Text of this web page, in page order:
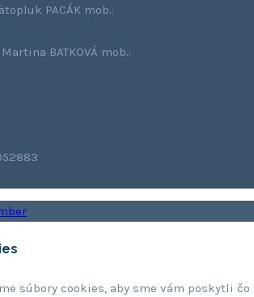
PACÁK mob.:
BATKOVÁ mob.:
súbory cookies, aby sme vám poskytli